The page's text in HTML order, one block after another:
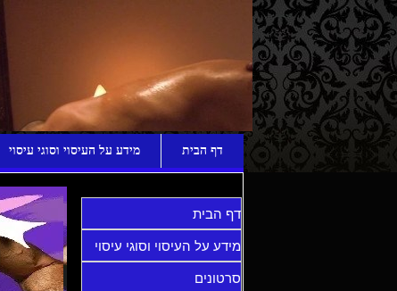
דף הבית מידע על העיסוי וסוגי עיסוי
דף הבית
מידע על העיסוי וסוגי עיסוי
סרטונים